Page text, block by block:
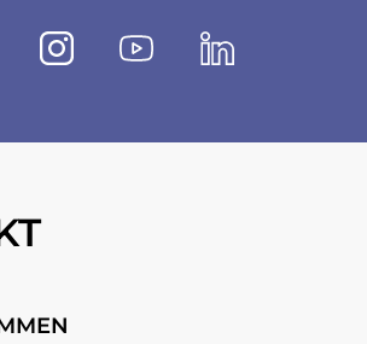
FacebookInstagramYoutubeLinkedin